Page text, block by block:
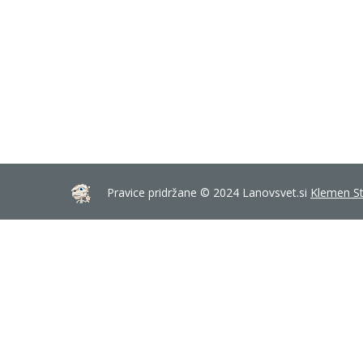
Pravice pridržane © 2024 Lanovsvet.si Klemen